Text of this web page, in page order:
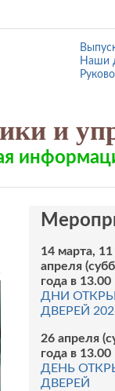
Наши
и
14 марта,
апреля
года в 13.00
ДНИ
ДВЕРЕЙ
26 апреля
года в 13.00
ДЕНЬ
ДВЕРЕЙ